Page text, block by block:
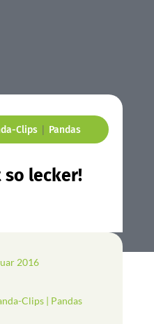
Clips| Pandas
so lecker!
2016
Clips | Pandas